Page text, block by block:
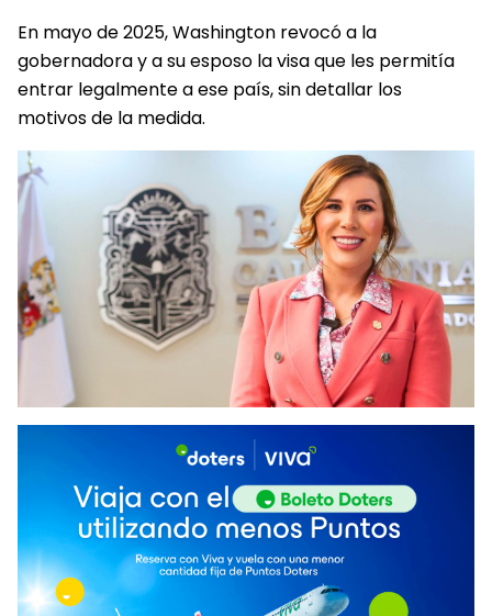
En mayo de 2025, Washington revocó a la
gobernadora y a su esposo la visa que les permitía
entrar legalmente a ese país, sin detallar los
motivos de la medida.